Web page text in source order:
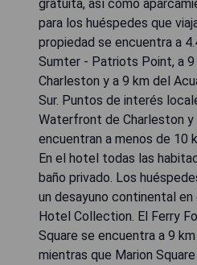
gratuita, así como
para los huéspedes que
propiedad se encuentra a
Sumter - Patriots Point, a
Charleston y a 9 km del
Sur. Puntos de interés
Waterfront de Charleston y
encuentran a menos de 10
En el hotel todas las
baño privado. Los
un desayuno continental en
Hotel Collection. El Ferry
Square se encuentra a 9
mientras que Marion